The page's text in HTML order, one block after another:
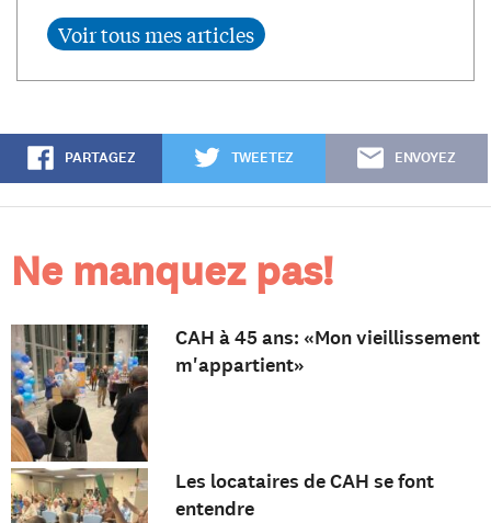
PARTAGEZ TWEETEZ ENVOYEZ
Ne manquez pas!
CAH à 45 ans: «Mon vieillissement
m'appartient»
Les locataires de CAH se font
entendre